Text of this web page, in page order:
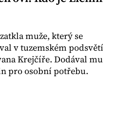
muže, který se
v tuzemském podsvětí
Krejčíře. Dodával mu
pro osobní potřebu.